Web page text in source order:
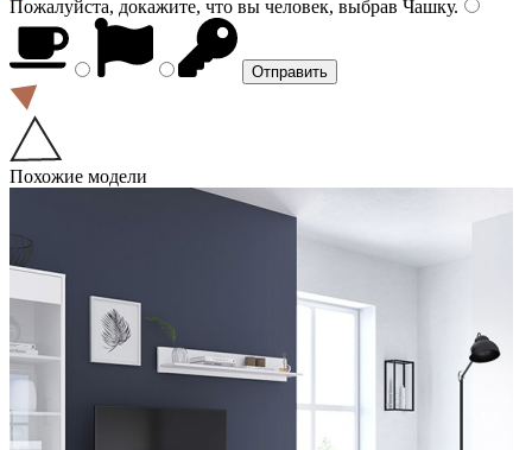
Пожалуйста, докажите, что вы человек, выбрав Чашку.
Похожие модели